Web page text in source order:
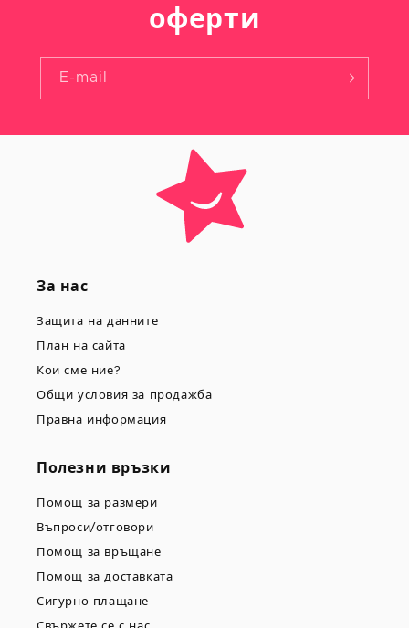
оферти
E-mail
За нас
Защита на данните
План на сайта
Кои сме ние?
Общи условия за продажба
Правна информация
Полезни връзки
Помощ за размери
Въпроси/отговори
Помощ за връщане
Помощ за доставката
Сигурно плащане